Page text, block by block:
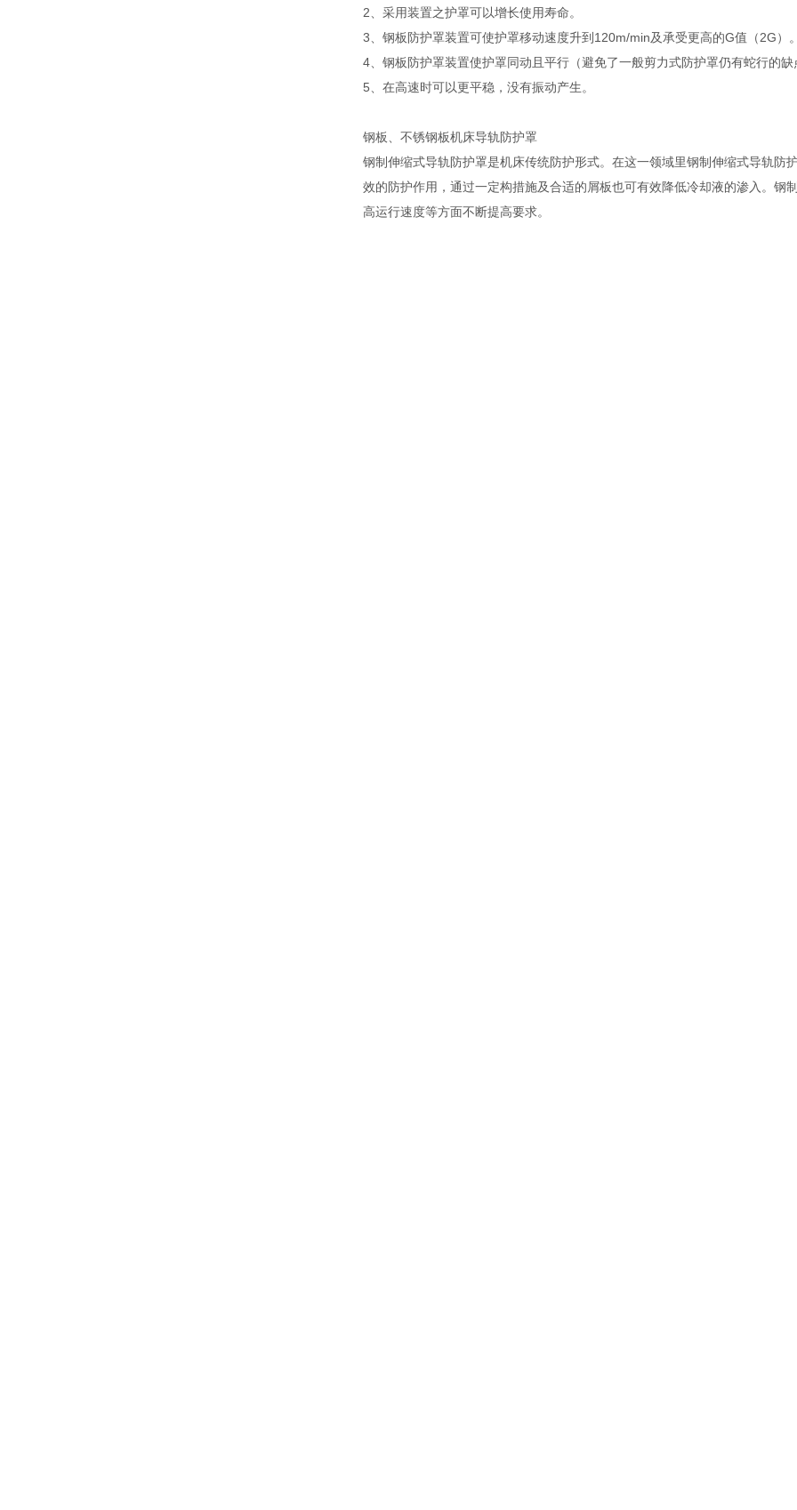
2、采用装置之护罩可以增长使用寿命。
3、钢板防护罩装置可使护罩移动速度升到120m/min及承受更高的G值（2G）。
4、钢板防护罩装置使护罩同动且平行（避免了一般剪力式防护罩仍有蛇行的缺
5、在高速时可以更平稳，没有振动产生。
钢板、不锈钢板机床导轨防护罩
钢制伸缩式导轨防护罩是机床传统防护形式。在这一领域里钢制伸缩式导轨防
效的防护作用，通过一定构措施及合适的屑板也可有效降低冷却液的渗入。钢
高运行速度等方面不断提高要求。